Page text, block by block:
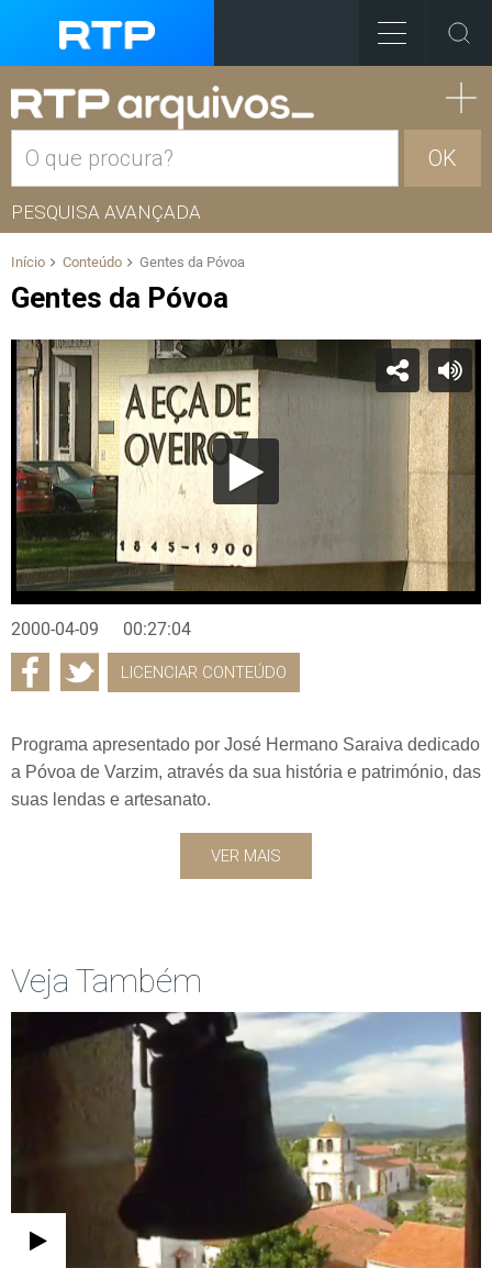
OK
PESQUISA AVANÇADA
Início Conteúdo Gentes da Póvoa
Gentes da Póvoa
2000-04-09 00:27:04
LICENCIAR CONTEÚDO
Programa apresentado por José Hermano Saraiva dedicado
a Póvoa de Varzim, através da sua história e património, das
suas lendas e artesanato.
VER MAIS
Veja Também